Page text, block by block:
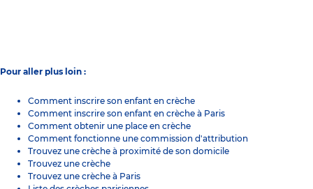
Pour aller plus loin :
Comment inscrire son enfant en crèche
Comment inscrire son enfant en crèche à Paris
Comment obtenir une place en crèche
Comment fonctionne une commission d'attribution
Trouvez une crèche à proximité de son domicile
Trouvez une crèche
Trouvez une crèche à Paris